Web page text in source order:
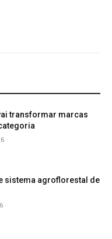
transformar marcas
sistema agroflorestal de